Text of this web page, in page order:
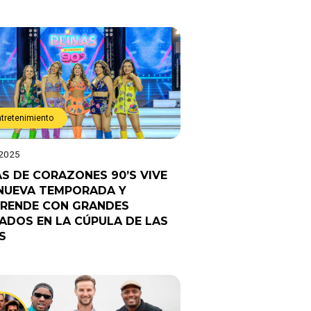
DE CORAZONES 90’S VIVE
TEMPORADA Y
CON GRANDES
EN LA CÚPULA DE LAS